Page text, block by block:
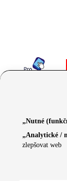
© 2026
„Nutné
„Analytické /
zlepšovat web